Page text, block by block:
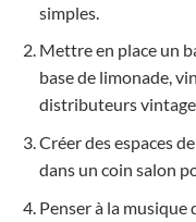
simples.
Mettre en place un
base de limonade,
distributeurs
Créer des espaces
dans un coin salon
Penser à la musique